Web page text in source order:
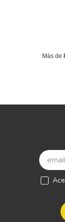
Más de